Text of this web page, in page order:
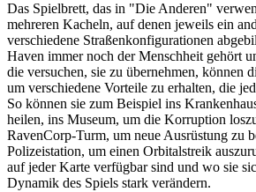
Das Spielbrett, das in "Die Anderen"
mehreren Kacheln, auf denen jeweils ein
verschiedene Straßenkonfigurationen
Haven immer noch der Menschheit gehört
die versuchen, sie zu übernehmen, können
um verschiedene Vorteile zu erhalten, die
So können sie zum Beispiel ins
heilen, ins Museum, um die Korruption
RavenCorp-Turm, um neue Ausrüstung zu
Polizeistation, um einen Orbitalstreik
auf jeder Karte verfügbar sind und wo sie
Dynamik des Spiels stark verändern.